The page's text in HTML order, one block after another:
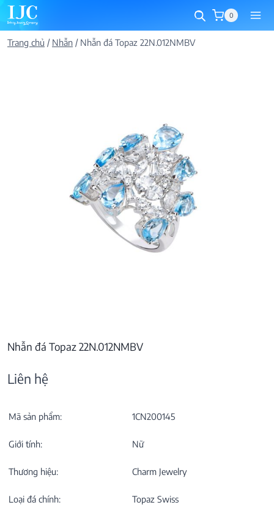
Skip
to
content
0
Trang chủ / Nhẫn / Nhẫn đá Topaz 22N.012NMBV
Nhẫn đá Topaz 22N.012NMBV
Liên hệ
Mã sản phẩm: 1CN200145
Giới tính: Nữ
Thương hiệu: Charm Jewelry
Loại đá chính: Topaz Swiss